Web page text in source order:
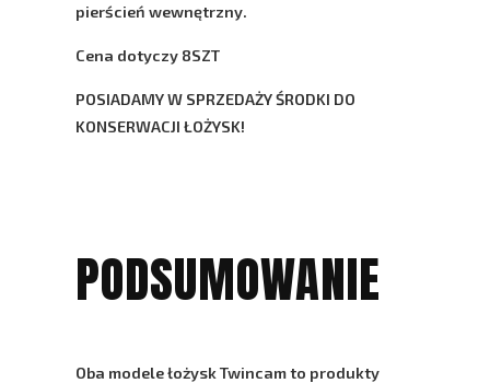
pierścień wewnętrzny.
Cena dotyczy 8SZT
POSIADAMY W SPRZEDAŻY ŚRODKI DO
KONSERWACJI ŁOŻYSK!
PODSUMOWANIE
Oba modele łożysk Twincam to produkty